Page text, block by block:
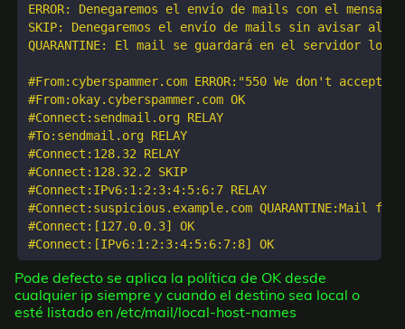
ERROR: Denegaremos el envío de mails con el
SKIP: Denegaremos el envío de mails sin avisar al
QUARANTINE: El mail se guardará en el servidor
#From:cyberspammer.com ERROR:"550 We don't accept
#From:okay.cyberspammer.com OK
#Connect:sendmail.org RELAY
#To:sendmail.org RELAY
#Connect:128.32 RELAY
#Connect:128.32.2 SKIP
#Connect:IPv6:1:2:3:4:5:6:7 RELAY
#Connect:suspicious.example.com QUARANTINE:Mail
#Connect:[127.0.0.3] OK
Pode defecto se aplica la política de OK desde
cualquier ip siempre y cuando el destino sea local o
esté listado en /etc/mail/local-host-names